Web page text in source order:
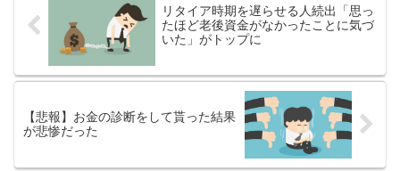
リタイア時期を遅らせる人続出「思っ
たほど老後資金がなかったことに気づ
いた」がトップに
【悲報】お金の診断をして貰った結果
が悲惨だった